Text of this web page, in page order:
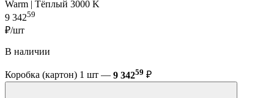
Warm | Тёплый 3000 K
9 34259
₽/шт
В наличии
Коробка (картон) 1 шт — 9 34259 ₽